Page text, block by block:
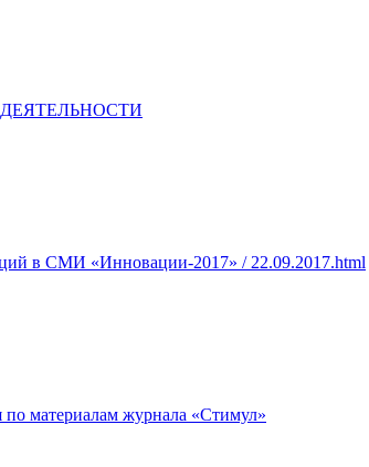
в СМИ «Инновации-2017» / 22.09.2017.html
материалам журнала «Стимул»